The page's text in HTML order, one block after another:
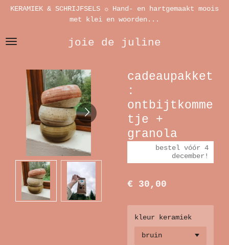
Ga
de
joie de juline
KERAMIEK & SCHRIJFSELS ☼ Hand- en hartgemaakt moois
met klei en woorden...
cadeaupakket
:
ontbijtkomme
tje +
granola
bestel vóór 4
december!
€ 30,00
kleur keramiek